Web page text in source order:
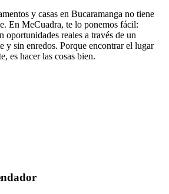
y casas en Bucaramanga no tiene
En MeCuadra, te lo ponemos fácil:
oportunidades reales a través de un
y sin enredos. Porque encontrar el lugar
es hacer las cosas bien.